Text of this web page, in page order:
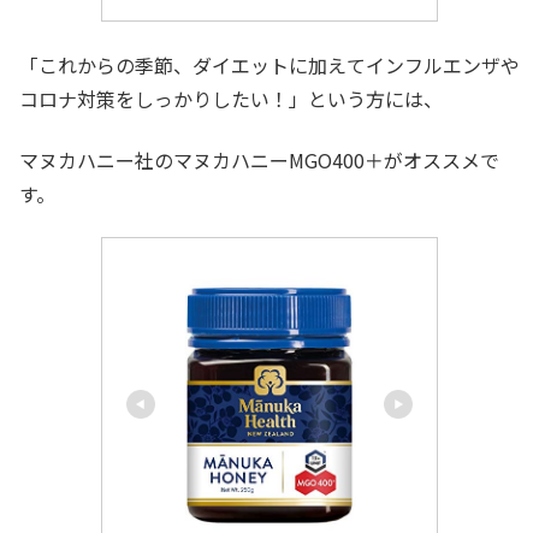
「これからの季節、ダイエットに加えてインフルエンザや
コロナ対策をしっかりしたい！」という方には、
マヌカハニー社のマヌカハニーMGO400＋がオススメで
す。